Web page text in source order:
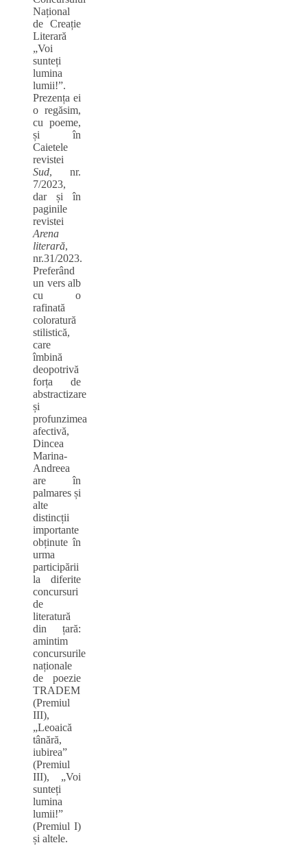
Național
de Creație
Literară
„Voi
sunteți
lumina
lumii!”.
Prezența ei
o regăsim,
cu poeme,
și în
Caietele
revistei
Sud, nr.
7/2023,
dar și în
paginile
revistei
Arena
literară,
nr.31/2023.
Preferând
un vers alb
cu o
rafinată
coloratură
stilistică,
care
îmbină
deopotrivă
forța de
abstractizare
și
profunzimea
afectivă,
Dincea
Marina-
Andreea
are în
palmares și
alte
distincții
importante
obținute în
urma
participării
la diferite
concursuri
de
literatură
din țară:
amintim
concursurile
naționale
de poezie
TRADEM
(Premiul
III),
„Leoaică
tânără,
iubirea”
(Premiul
III), „Voi
sunteți
lumina
lumii!”
(Premiul I)
și altele.